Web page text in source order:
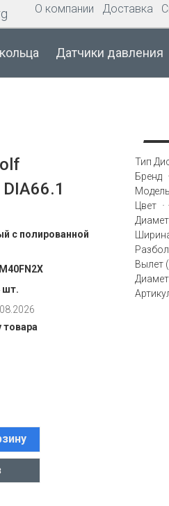
О компании Доставка
Датчики давления
с полированной
шт.
товара
Тип
Бренд
Модель
Цвет
Вылет